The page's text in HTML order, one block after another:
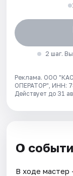
2 шаг.
Реклама. ООО
ОПЕРАТОР", ИНН:
Действует до 31
О
В ходе мастер